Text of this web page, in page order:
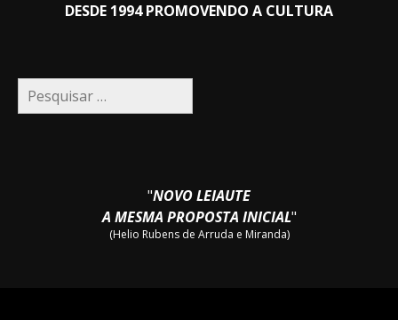
DESDE 1994 PROMOVENDO A CULTURA
Pesquisar
por:
"NOVO LEIAUTE
A MESMA PROPOSTA INICIAL"
(Helio Rubens de Arruda e Miranda)